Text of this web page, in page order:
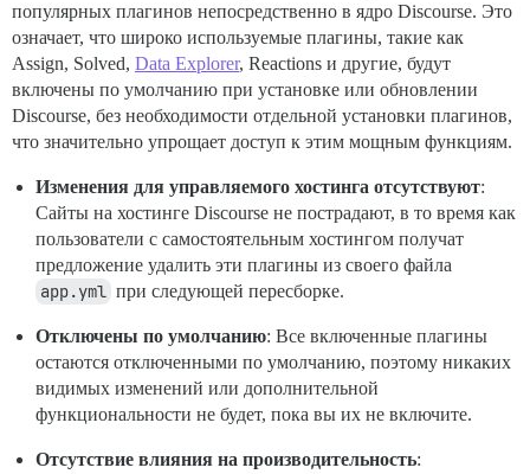
популярных плагинов непосредственно в ядро Discourse. Это
означает, что широко используемые плагины, такие как
Assign, Solved, Data Explorer, Reactions и другие, будут
включены по умолчанию при установке или обновлении
Discourse, без необходимости отдельной установки плагинов,
что значительно упрощает доступ к этим мощным функциям.
Изменения для управляемого хостинга отсутствуют:
Сайты на хостинге Discourse не пострадают, в то время как
пользователи с самостоятельным хостингом получат
предложение удалить эти плагины из своего файла
app.yml при следующей пересборке.
Отключены по умолчанию: Все включенные плагины
остаются отключенными по умолчанию, поэтому никаких
видимых изменений или дополнительной
функциональности не будет, пока вы их не включите.
Отсутствие влияния на производительность: